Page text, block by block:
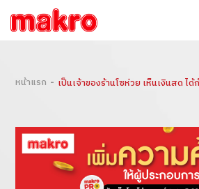
หน้าแรก - เป็นเจ้าของร้านโซห่วย เห็นเงินสด ได้